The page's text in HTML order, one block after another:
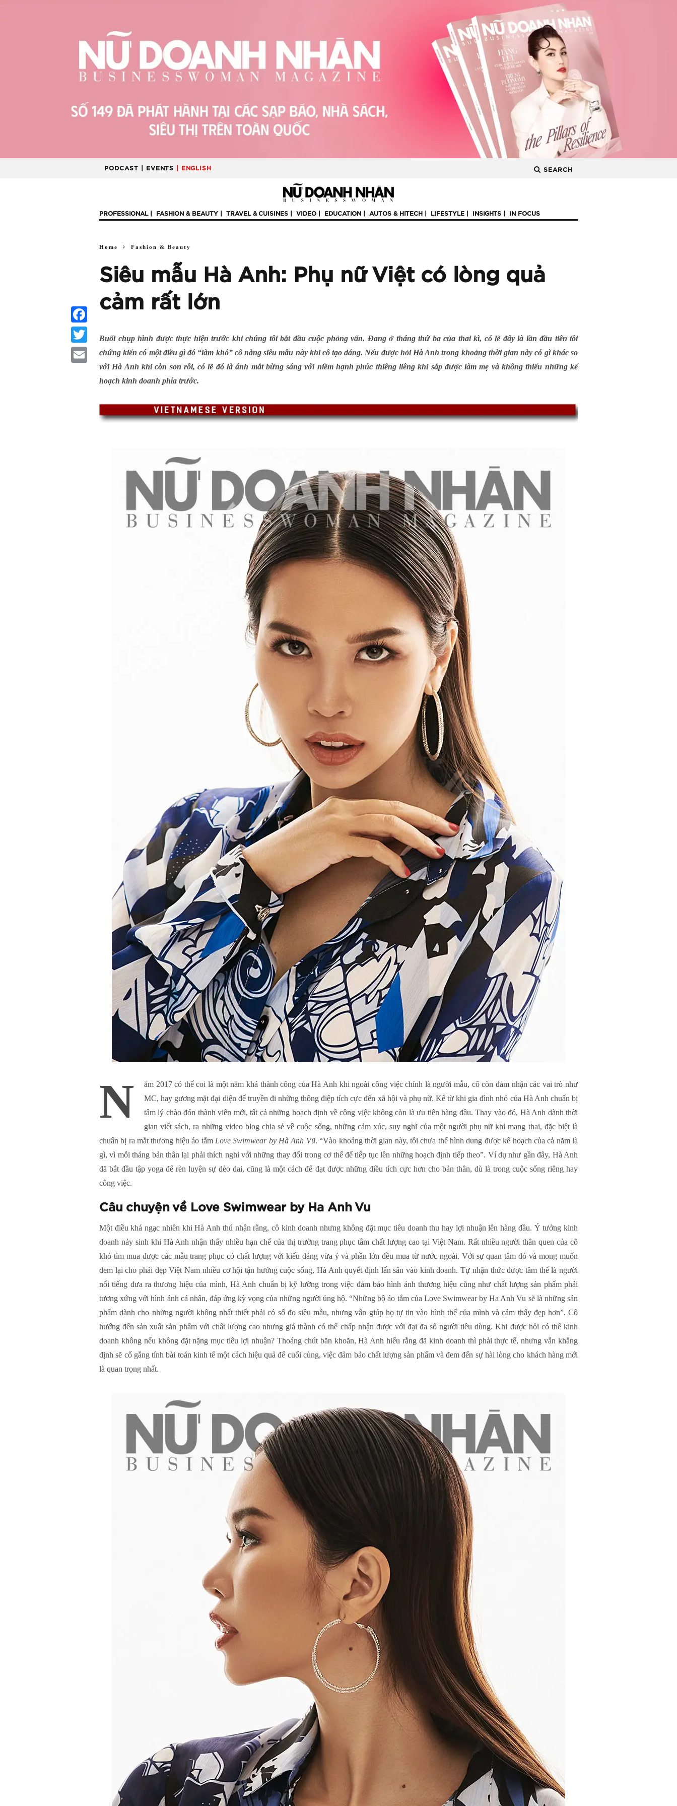
PODCAST | EVENTS | ENGLISH SEARCH
PROFESSIONAL FASHION & BEAUTY TRAVEL & CUISINES VIDEO EDUCATION AUTOS & HITECH LIFESTYLE INSIGHTS IN FOCUS
Home Fashion & Beauty
Siêu mẫu Hà Anh: Phụ nữ Việt có lòng quả
cảm rất lớn
Buổi chụp hình được thực hiện trước khi chúng tôi bắt đầu cuộc phỏng vấn. Đang ở tháng thứ ba của thai kì, có lẽ đây là lần đầu tiên tôi
chứng kiến có một điều gì đó “làm khó” cô nàng siêu mẫu này khi cô tạo dáng. Nếu được hỏi Hà Anh trong khoảng thời gian này có gì khác so
với Hà Anh khi còn son rỗi, có lẽ đó là ánh mắt bừng sáng với niềm hạnh phúc thiêng liêng khi sắp được làm mẹ và không thiếu những kế
hoạch kinh doanh phía trước.
N
ăm 2017 có thể coi là một năm khá thành công của Hà Anh khi ngoài công việc chính là người mẫu, cô còn đảm nhận các vai trò như
MC, hay gương mặt đại diện để truyền đi những thông điệp tích cực đến xã hội và phụ nữ. Kể từ khi gia đình nhỏ của Hà Anh chuẩn bị
tâm lý chào đón thành viên mới, tất cả những hoạch định về công việc không còn là ưu tiên hàng đầu. Thay vào đó, Hà Anh dành thời
gian viết sách, ra những video blog chia sẻ về cuộc sống, những cảm xúc, suy nghĩ của một người phụ nữ khi mang thai, đặc biệt là
chuẩn bị ra mắt thương hiệu áo tắm Love Swimwear by Hà Anh Vũ. “Vào khoảng thời gian này, tôi chưa thể hình dung được kế hoạch của cả năm là
gì, vì mỗi tháng bản thân lại phải thích nghi với những thay đổi trong cơ thể để tiếp tục lên những hoạch định tiếp theo”. Ví dụ như gần đây, Hà Anh
đã bắt đầu tập yoga để rèn luyện sự dẻo dai, cũng là một cách để đạt được những điều tích cực hơn cho bản thân, dù là trong cuộc sống riêng hay
công việc.
Câu chuyện về Love Swimwear by Ha Anh Vu
Một điều khá ngạc nhiên khi Hà Anh thú nhận rằng, cô kinh doanh nhưng không đặt mục tiêu doanh thu hay lợi nhuận lên hàng đầu. Ý tưởng kinh
doanh nảy sinh khi Hà Anh nhận thấy nhiều hạn chế của thị trường trang phục tắm chất lượng cao tại Việt Nam. Rất nhiều người thân quen của cô
khó tìm mua được các mẫu trang phục có chất lượng với kiểu dáng vừa ý và phần lớn đều mua từ nước ngoài. Với sự quan tâm đó và mong muốn
đem lại cho phái đẹp Việt Nam nhiều cơ hội tận hưởng cuộc sống, Hà Anh quyết định lấn sân vào kinh doanh. Tự nhận thức được tâm thế là người
nổi tiếng đưa ra thương hiệu của mình, Hà Anh chuẩn bị kỹ lưỡng trong việc đảm bảo hình ảnh thương hiệu cũng như chất lượng sản phẩm phải
tương xứng với hình ảnh cá nhân, đáp ứng kỳ vọng của những người ủng hộ. “Những bộ áo tắm của Love Swimwear by Ha Anh Vu sẽ là những sản
phẩm dành cho những người không nhất thiết phải có số đo siêu mẫu, nhưng vẫn giúp họ tự tin vào hình thể của mình và cảm thấy đẹp hơn”. Cô
hướng đến sản xuất sản phẩm với chất lượng cao nhưng giá thành có thể chấp nhận được với đại đa số người tiêu dùng. Khi được hỏi có thể kinh
doanh không nếu không đặt nặng mục tiêu lợi nhuận? Thoáng chút băn khoăn, Hà Anh hiểu rằng đã kinh doanh thì phải thực tế, nhưng vẫn khẳng
định sẽ cố gắng tính bài toán kinh tế một cách hiệu quả để cuối cùng, việc đảm bảo chất lượng sản phẩm và đem đến sự hài lòng cho khách hàng mới
là quan trọng nhất.
Facebook
Twitter